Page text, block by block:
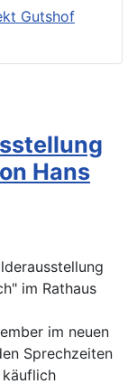
Gutshof
Hans
im Rathaus
im neuen
Sprechzeiten